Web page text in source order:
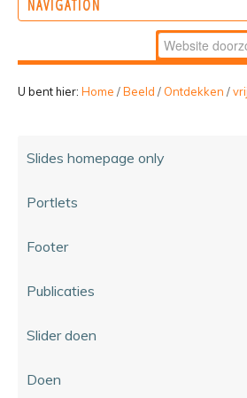
NAVIGATION
Zoek
Geavanceerd
zoeken...
U bent hier: Home /Beeld / Ontdekken /
Slides homepage only
Portlets
Footer
Publicaties
Slider doen
Doen